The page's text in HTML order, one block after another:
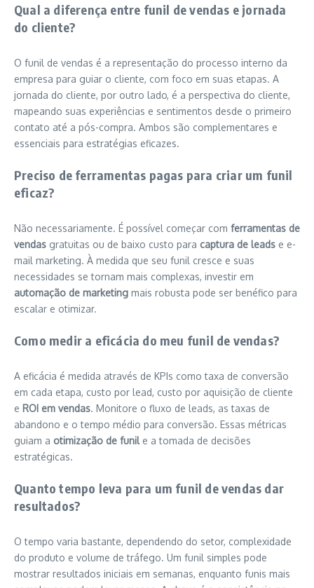
Qual a diferença entre funil de vendas e jornada
do cliente?
O funil de vendas é a representação do processo interno da
empresa para guiar o cliente, com foco em suas etapas. A
jornada do cliente, por outro lado, é a perspectiva do cliente,
mapeando suas experiências e sentimentos desde o primeiro
contato até a pós-compra. Ambos são complementares e
essenciais para estratégias eficazes.
Preciso de ferramentas pagas para criar um funil
eficaz?
Não necessariamente. É possível começar com ferramentas de
vendas gratuitas ou de baixo custo para captura de leads e e-
mail marketing. À medida que seu funil cresce e suas
necessidades se tornam mais complexas, investir em
automação de marketing mais robusta pode ser benéfico para
escalar e otimizar.
Como medir a eficácia do meu funil de vendas?
A eficácia é medida através de KPIs como taxa de conversão
em cada etapa, custo por lead, custo por aquisição de cliente
e ROI em vendas. Monitore o fluxo de leads, as taxas de
abandono e o tempo médio para conversão. Essas métricas
guiam a otimização de funile a tomada de decisões
estratégicas.
Quanto tempo leva para um funil de vendas dar
resultados?
O tempo varia bastante, dependendo do setor, complexidade
do produto e volume de tráfego. Um funil simples pode
mostrar resultados iniciais em semanas, enquanto funis mais